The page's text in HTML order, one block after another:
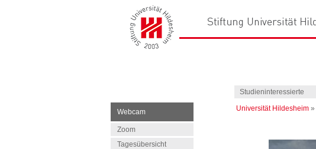
Studieninteressierte
Webcam
Zoom
Tagesübersicht
Universität Hildesheim »